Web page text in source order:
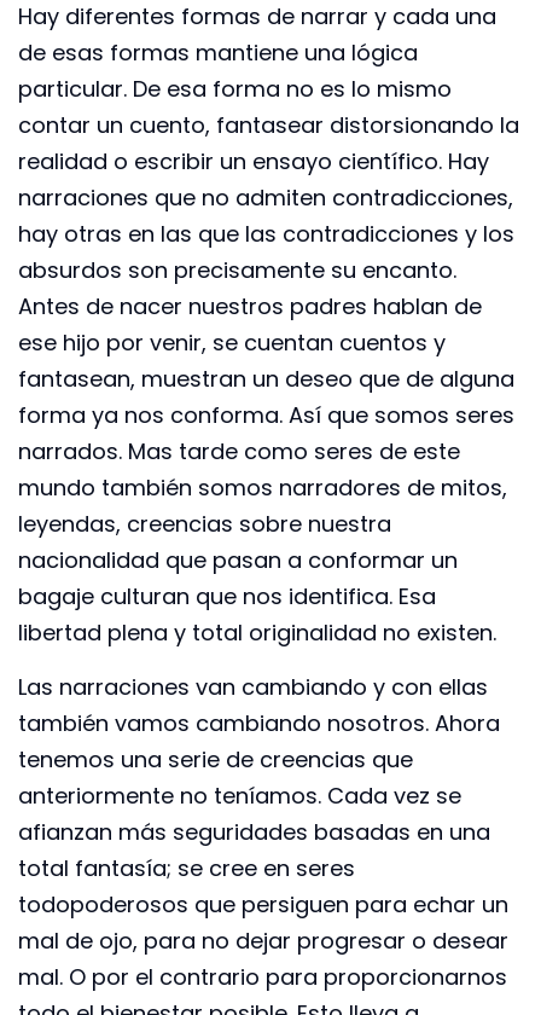
Hay diferentes formas de narrar y cada una
de esas formas mantiene una lógica
particular. De esa forma no es lo mismo
contar un cuento, fantasear distorsionando la
realidad o escribir un ensayo científico. Hay
narraciones que no admiten contradicciones,
hay otras en las que las contradicciones y los
absurdos son precisamente su encanto.
Antes de nacer nuestros padres hablan de
ese hijo por venir, se cuentan cuentos y
fantasean, muestran un deseo que de alguna
forma ya nos conforma. Así que somos seres
narrados. Mas tarde como seres de este
mundo también somos narradores de mitos,
leyendas, creencias sobre nuestra
nacionalidad que pasan a conformar un
bagaje culturan que nos identifica. Esa
libertad plena y total originalidad no existen.
Las narraciones van cambiando y con ellas
también vamos cambiando nosotros. Ahora
tenemos una serie de creencias que
anteriormente no teníamos. Cada vez se
afianzan más seguridades basadas en una
total fantasía; se cree en seres
todopoderosos que persiguen para echar un
mal de ojo, para no dejar progresar o desear
mal. O por el contrario para proporcionarnos